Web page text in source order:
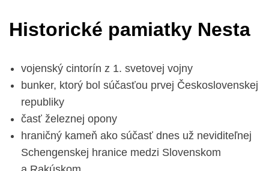
Historické pamiatky Nesta
vojenský cintorín z 1. svetovej vojny
bunker, ktorý bol súčasťou prvej Československej
republiky
časť železnej opony
hraničný kameň ako súčasť dnes už neviditeľnej
Schengenskej hranice medzi Slovenskom